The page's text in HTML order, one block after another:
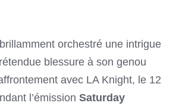
orchestré une intrigue
blessure à son genou
avec LA Knight, le 12
l’émission Saturday